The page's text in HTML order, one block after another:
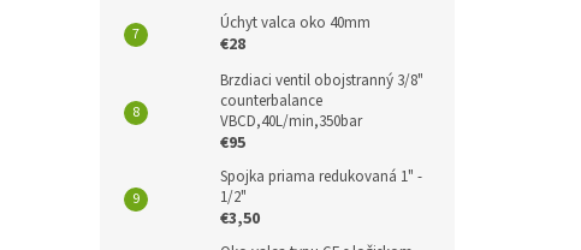
Úchyt valca oko 40mm
€28
Brzdiaci ventil obojstranný 3/8"
counterbalance
VBCD,40L/min,350bar
€95
Spojka priama redukovaná 1" -
1/2"
€3,50